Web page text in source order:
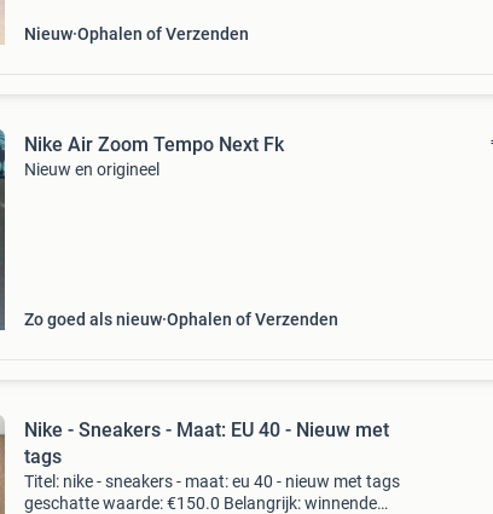
Nieuw Ophalen of Verzenden
Nike Air Zoom Tempo Next Fk
Nieuw en origineel
Zo goed als nieuw Ophalen of Verzenden
Nike - Sneakers - Maat: EU 40 - Nieuw met
tags
Titel: nike - sneakers - maat: eu 40 - nieuw met tags
geschatte waarde: €150.0 Belangrijk: winnende